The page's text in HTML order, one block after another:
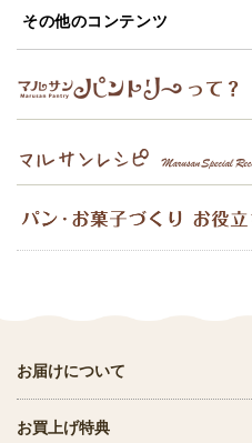
その他のコンテンツ
お届けについて
お買上げ特典